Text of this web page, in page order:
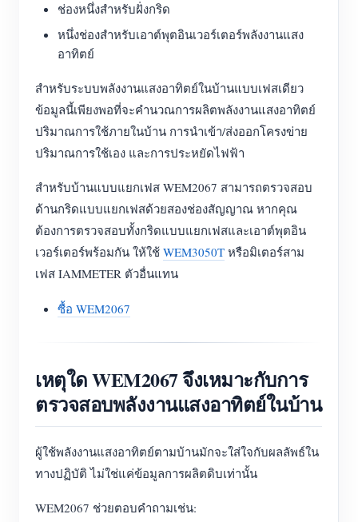
ช่องหนึ่งสำหรับฝั่งกริด
หนึ่งช่องสำหรับเอาต์พุตอินเวอร์เตอร์พลังงานแสง
อาทิตย์
สำหรับระบบพลังงานแสงอาทิตย์ในบ้านแบบเฟสเดียว
ข้อมูลนี้เพียงพอที่จะคำนวณการผลิตพลังงานแสงอาทิตย์
ปริมาณการใช้ภายในบ้าน การนำเข้า/ส่งออกโครงข่าย
ปริมาณการใช้เอง และการประหยัดไฟฟ้า
สำหรับบ้านแบบแยกเฟส WEM2067 สามารถตรวจสอบ
ด้านกริดแบบแยกเฟสด้วยสองช่องสัญญาณ หากคุณ
ต้องการตรวจสอบทั้งกริดแบบแยกเฟสและเอาต์พุตอิน
เวอร์เตอร์พร้อมกัน ให้ใช้ WEM3050T หรือมิเตอร์สาม
เฟส IAMMETER ตัวอื่นแทน
ซื้อ WEM2067
เหตุใด WEM2067 จึงเหมาะกับการ
ตรวจสอบพลังงานแสงอาทิตย์ในบ้าน
ผู้ใช้พลังงานแสงอาทิตย์ตามบ้านมักจะใส่ใจกับผลลัพธ์ใน
ทางปฏิบัติ ไม่ใช่แค่ข้อมูลการผลิตดิบเท่านั้น
WEM2067 ช่วยตอบคำถามเช่น: